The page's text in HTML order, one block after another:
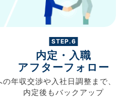
の
STEP.6
内定・入職
アフターフォロー
年収交渉や入社日調整まで、
内定後もバックアップ